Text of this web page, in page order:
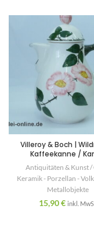
Villeroy & Boch |
Kaffeekanne /
Antiquitäten & Kunst /
Keramik - Porzellan -
Metallobjekte
15,90€ inkl.